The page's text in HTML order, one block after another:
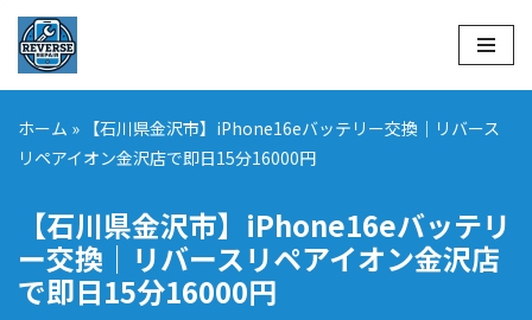
コ
ン
テ
ン
ッ
ホーム » 【石川県金沢市】iPhone16eバッテリー交換｜リバース
リペアイオン金沢店で即日15分16000円
【石川県金沢市】iPhone16eバッテリ
ー交換｜リバースリペアイオン金沢店
で即日15分16000円